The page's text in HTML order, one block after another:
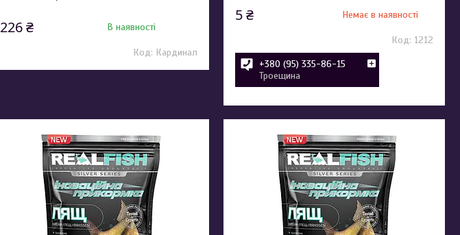
226 ₴ В наявності
Кардинал
5 ₴ Немає в наявності
1212
+380 (95) 335-86-15
Троещина